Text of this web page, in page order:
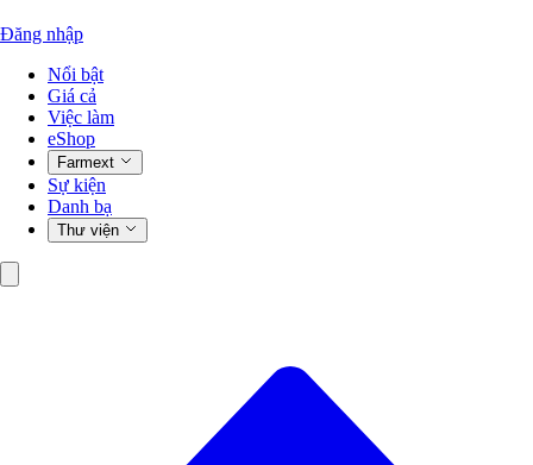
Đăng nhập
Nổi bật
Giá cả
Việc làm
eShop
Farmext
Sự kiện
Danh bạ
Thư viện